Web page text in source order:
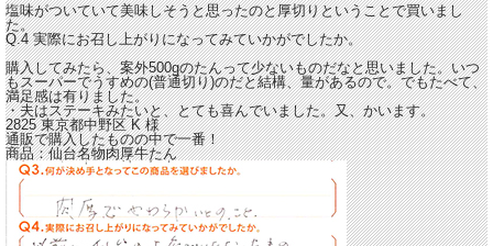
塩味がついていて美味しそうと思ったのと厚切りということで買いまし
た。
Q.4 実際にお召し上がりになってみていかがでしたか。
購入してみたら、案外500gのたんって少ないものだなと思いました。いつ
もスーパーでうすめの(普通切り)のだと結構、量があるので。でもたべて、
満足感は有りました。
・夫はステーキみたいと、とても喜んでいました。又、かいます。
2825 東京都中野区K様
通販で購入したものの中で一番！
商品：仙台名物肉厚牛たん